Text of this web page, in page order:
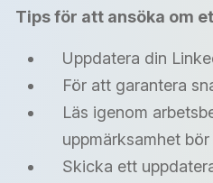
Tips för att ansöka om
Uppdatera din
För att garantera
Läs igenom
uppmärksamhet
Skicka ett